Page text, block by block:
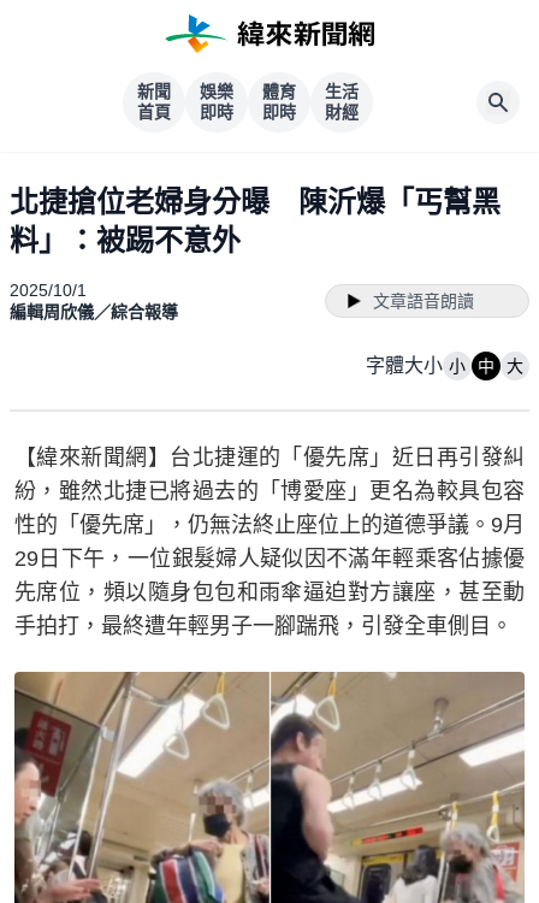
新聞
首頁
娛樂
即時
體育
即時
生活
財經
北捷搶位老婦身分曝 陳沂爆「丐幫黑
料」：被踢不意外
2025/10/1
編輯周欣儀／綜合報導
文章語音朗讀
字體大小 小 中 大
【緯來新聞網】台北捷運的「優先席」近日再引發糾
紛，雖然北捷已將過去的「博愛座」更名為較具包容
性的「優先席」，仍無法終止座位上的道德爭議。9月
29日下午，一位銀髮婦人疑似因不滿年輕乘客佔據優
先席位，頻以隨身包包和雨傘逼迫對方讓座，甚至動
手拍打，最終遭年輕男子一腳踹飛，引發全車側目。